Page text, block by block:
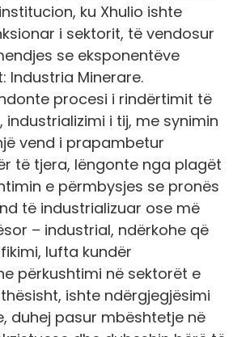
ku Xhulio ishte
i sektorit, të vendosur
se eksponentëve
Industria Minerare.
procesi i rindërtimit të
industrializimi i tij, me synimin
vend i prapambetur
të tjera, lëngonte nga plagët
e përmbysjes se pronës
të industrializuar ose më
– industrial, ndërkohe që
lufta kundër
përkushtimi në sektorët e
ishte ndërgjegjësimi
duhej pasur mbështetje në